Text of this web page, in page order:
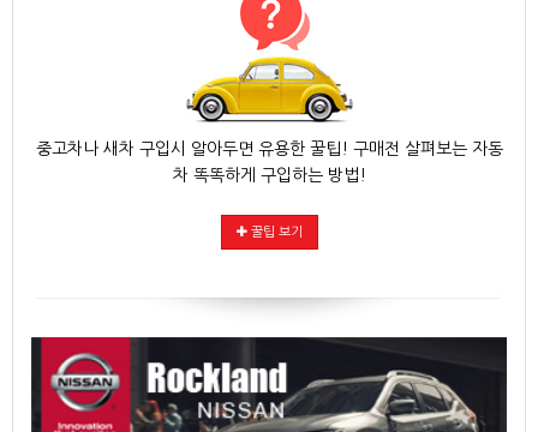
중고차나 새차 구입시 알아두면 유용한 꿀팁! 구매전 살펴보는 자동
차 똑똑하게 구입하는 방법!
꿀팁 보기